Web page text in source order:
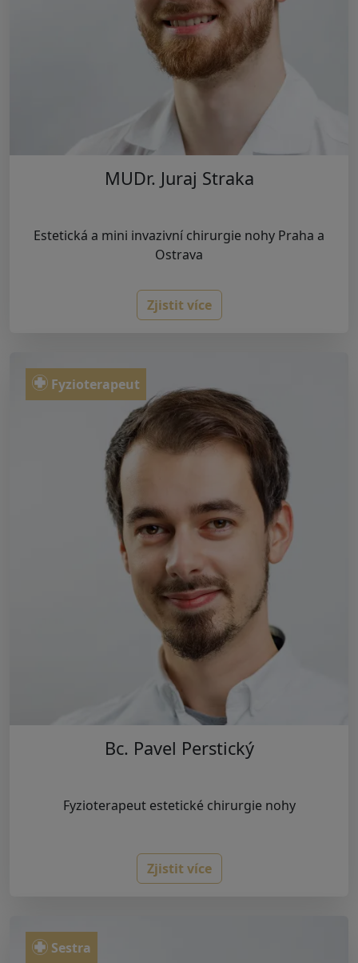
MUDr. Juraj Straka
Estetická a mini invazivní chirurgie nohy Praha a
Ostrava
Zjistit více
Bc. Pavel Perstický
Fyzioterapeut estetické chirurgie nohy
Zjistit více
Fyzioterapeut
Sestra